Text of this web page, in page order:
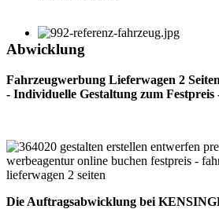
Abwicklung
Fahrzeugwerbung Lieferwagen 2 Seiten
- Individuelle Gestaltung zum Festpreis
Die Auftragsabwicklung bei